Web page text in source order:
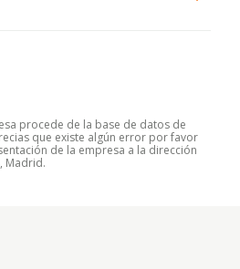
procede de la base de datos de
que existe algún error por favor
de la empresa a la dirección
Madrid.